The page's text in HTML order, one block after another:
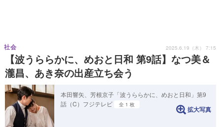
【波うららかに、めおと日和 第9話】なつ美＆
瀧昌、あき奈の出産立ち会う
社会 2025.6.19（木） 7:15
本田響矢、芳根京子「波うららかに、めおと日和」第9
話（C）フジテレビ
全 1 枚
拡大写真